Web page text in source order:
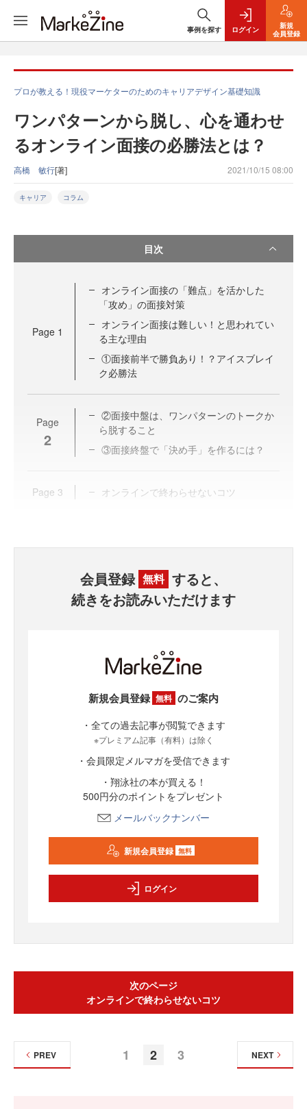
事例を探す ログイン
新規
会員登録
プロが教える！現役マーケターのためのキャリアデザイン基礎知識
ワンパターンから脱し、心を通わせ
るオンライン面接の必勝法とは？
高橋 敏行[著] 2021/10/15 08:00
キャリア コラム
目次
Page 1
オンライン面接の「難点」を活かした
「攻め」の面接対策
オンライン面接は難しい！と思われてい
る主な理由
①面接前半で勝負あり！？アイスブレイ
ク必勝法
Page
2
②面接中盤は、ワンパターンのトークか
ら脱すること
③面接終盤で「決め手」を作るには？
Page 3 オンラインで終わらせないコツ
会員登録 無料 すると、
続きをお読みいただけます
新規会員登録 無料 のご案内
・全ての過去記事が閲覧できます
※プレミアム記事（有料）は除く
・会員限定メルマガを受信できます
・翔泳社の本が買える！
500円分のポイントをプレゼント
メールバックナンバー
新規会員登録 無料
ログイン
次のページ
オンラインで終わらせないコツ
1 2 3
PREV NEXT